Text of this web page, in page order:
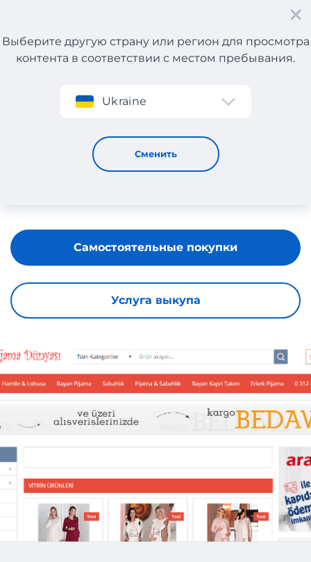
Регистрация
Выберите другую страну или регион для просмотра
контента в соответствии с местом пребывания.
Ukraine
Сменить
PIJAMA DUNYASI
Услуга выкупа
Самостоятельные покупки